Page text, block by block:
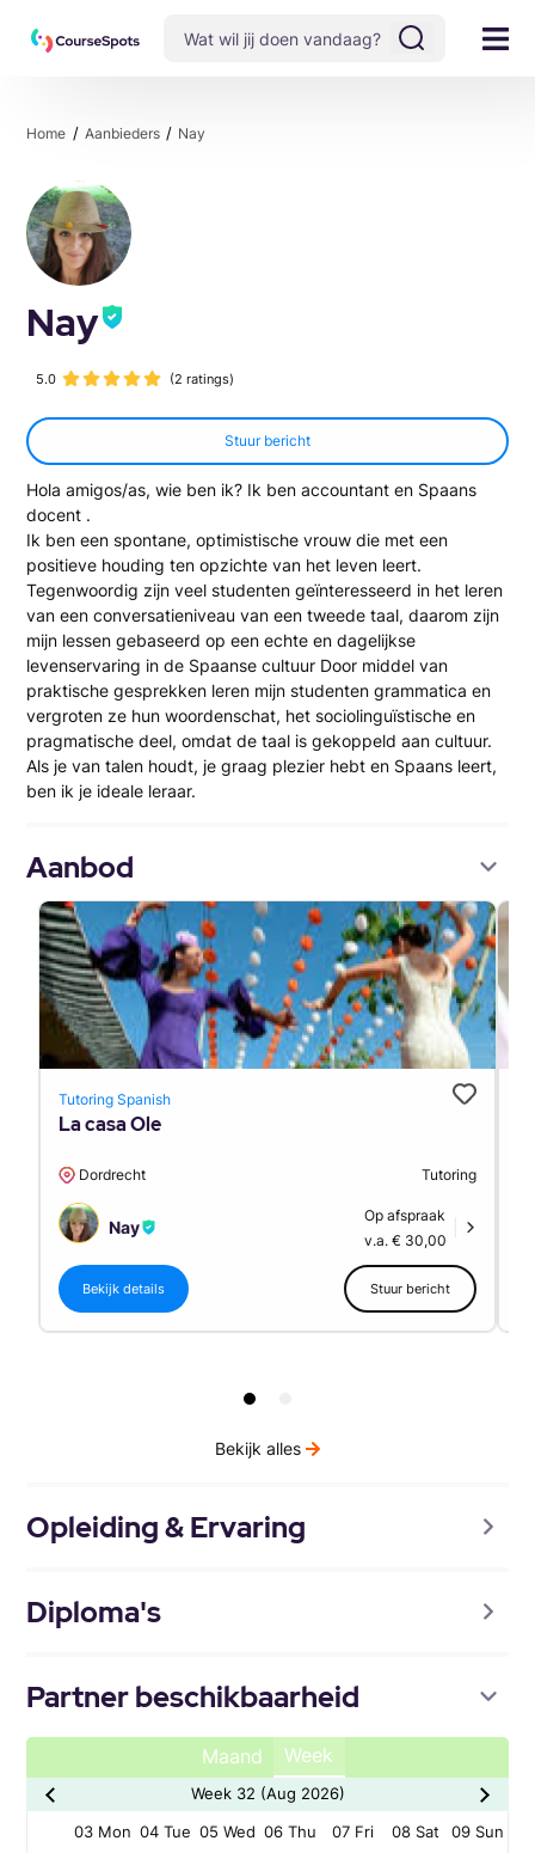
Home Aanbieders Nay
Nay
5.0 (2 ratings)
Stuur bericht
Hola amigos/as, wie ben ik? Ik ben accountant en Spaans
docent .
Ik ben een spontane, optimistische vrouw die met een
positieve houding ten opzichte van het leven leert.
Tegenwoordig zijn veel studenten geïnteresseerd in het leren
van een conversatieniveau van een tweede taal, daarom zijn
mijn lessen gebaseerd op een echte en dagelijkse
levenservaring in de Spaanse cultuur Door middel van
praktische gesprekken leren mijn studenten grammatica en
vergroten ze hun woordenschat, het sociolinguïstische en
pragmatische deel, omdat de taal is gekoppeld aan cultuur.
Als je van talen houdt, je graag plezier hebt en Spaans leert,
ben ik je ideale leraar.
Aanbod
Tutoring Spanish
La casa Ole
Dordrecht Tutoring
Nay
Op afspraak
v.a. € 30,00
Bekijk details Stuur bericht
Bekijk alles
Opleiding & Ervaring
Diploma's
Partner beschikbaarheid
Maand Week
Week 32 (Aug 2026)
03 Mon 04 Tue 05 Wed 06 Thu 07 Fri 08 Sat 09 Sun